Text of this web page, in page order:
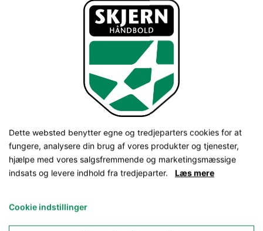
Dette websted benytter egne og tredjeparters cookies for at
fungere, analysere din brug af vores produkter og tjenester,
hjælpe med vores salgsfremmende og marketingsmæssige
indsats og levere indhold fra tredjeparter. Læs mere
Cookie indstillinger